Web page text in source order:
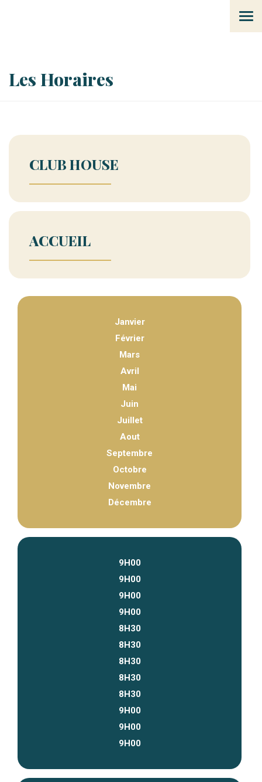
Les Horaires
CLUB HOUSE
ACCUEIL
Janvier
Février
Mars
Avril
Mai
Juin
Juillet
Aout
Septembre
Octobre
Novembre
Décembre
9H00
9H00
9H00
9H00
8H30
8H30
8H30
8H30
8H30
9H00
9H00
9H00